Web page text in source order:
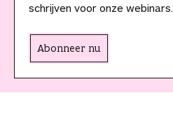
schrijven voor onze webinars.
Abonneer nu